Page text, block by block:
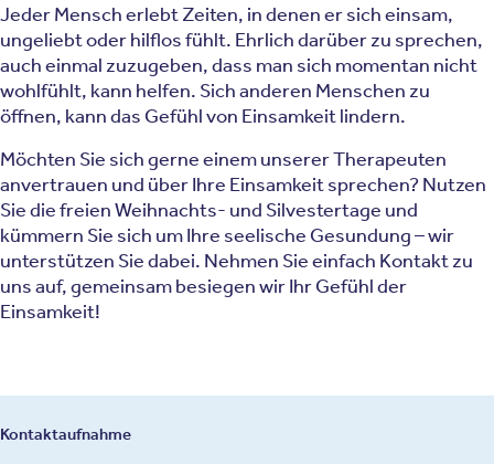
Jeder Mensch erlebt Zeiten, in denen er sich einsam,
ungeliebt oder hilflos fühlt. Ehrlich darüber zu sprechen,
auch einmal zuzugeben, dass man sich momentan nicht
wohlfühlt, kann helfen. Sich anderen Menschen zu
öffnen, kann das Gefühl von Einsamkeit lindern.
Möchten Sie sich gerne einem unserer Therapeuten
anvertrauen und über Ihre Einsamkeit sprechen? Nutzen
Sie die freien Weihnachts- und Silvestertage und
kümmern Sie sich um Ihre seelische Gesundung – wir
unterstützen Sie dabei. Nehmen Sie einfach Kontakt zu
uns auf, gemeinsam besiegen wir Ihr Gefühl der
Einsamkeit!
Kontaktaufnahme